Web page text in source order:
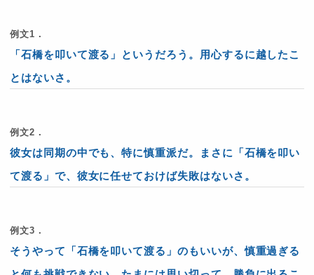
例文1．
「石橋を叩いて渡る」というだろう。用心するに越したこ
とはないさ。
例文2．
彼女は同期の中でも、特に慎重派だ。まさに「石橋を叩い
て渡る」で、彼女に任せておけば失敗はないさ。
例文3．
そうやって「石橋を叩いて渡る」のもいいが、慎重過ぎる